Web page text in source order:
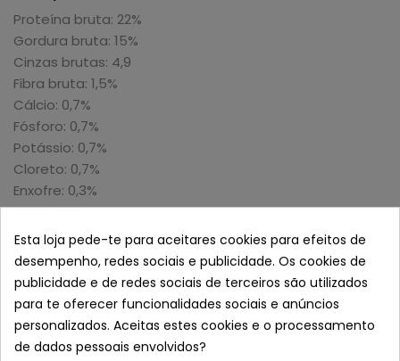
Proteína bruta: 22%
Gordura bruta: 15%
Cinzas brutas: 4,9
Fibra bruta: 1,5%
Cálcio: 0,7%
Fósforo: 0,7%
Potássio: 0,7%
Cloreto: 0,7%
Enxofre: 0,3%
Sódio: 0,2%
Magnésio: 0,08%.
Aditivos Nutricionais
UI/kg:
Vit. A: 30.000
Vit. D3: 1.000
Vit. E: 350
Esta loja pede-te para aceitares cookies para efeitos de
desempenho, redes sociais e publicidade. Os cookies de
publicidade e de redes sociais de terceiros são utilizados
para te oferecer funcionalidades sociais e anúncios
personalizados. Aceitas estes cookies e o processamento
de dados pessoais envolvidos?